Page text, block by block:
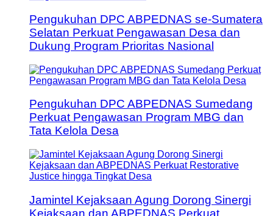
Pengukuhan DPC ABPEDNAS se-Sumatera
Selatan Perkuat Pengawasan Desa dan
Dukung Program Prioritas Nasional
Pengukuhan DPC ABPEDNAS Sumedang
Perkuat Pengawasan Program MBG dan
Tata Kelola Desa
Jamintel Kejaksaan Agung Dorong Sinergi
Kejaksaan dan ABPEDNAS Perkuat